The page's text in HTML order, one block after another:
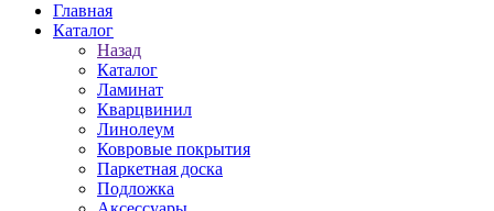
Главная
Каталог
Назад
Каталог
Ламинат
Кварцвинил
Линолеум
Ковровые покрытия
Паркетная доска
Подложка